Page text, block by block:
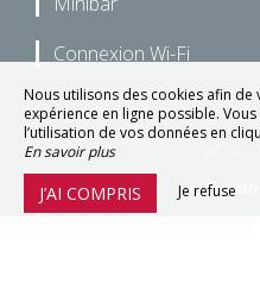
Connexion Wi-Fi
Suivant
Nous utilisons des cookies afin
expérience en ligne possible.
l’utilisation de vos données en
En savoir plus
J’AI COMPRIS Je refuse